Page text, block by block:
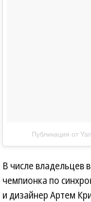
Публикация от
В числе владельцев
чемпионка по
и дизайнер Артем